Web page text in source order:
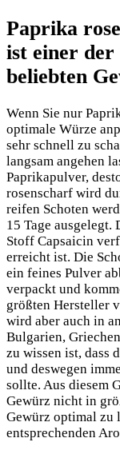
Paprika
ist einer der
beliebten
Wenn Sie nur
optimale Würze
sehr schnell zu
langsam angehen
Paprikapulver,
rosenscharf wird
reifen Schoten
15 Tage ausgelegt.
Stoff Capsaicin
erreicht ist. Die
ein feines Pulver
verpackt und
größten Hersteller
wird aber auch in
Bulgarien,
zu wissen ist, dass
und deswegen
sollte. Aus diesem
Gewürz nicht in
Gewürz optimal zu
entsprechenden